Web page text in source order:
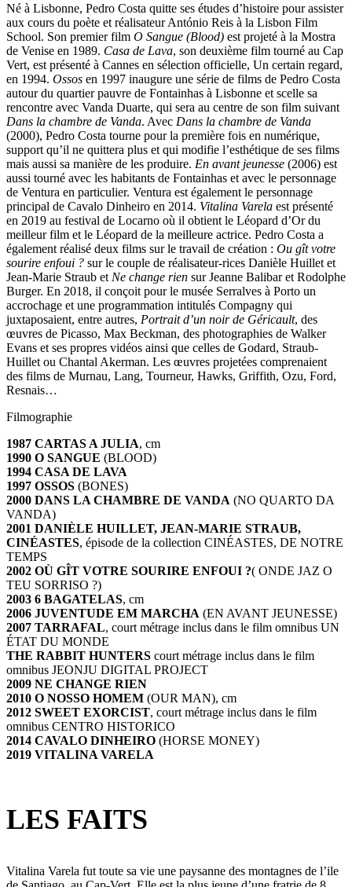
Né à Lisbonne, Pedro Costa quitte ses études d’histoire pour assister
aux cours du poète et réalisateur António Reis à la Lisbon Film
School. Son premier film O Sangue (Blood) est projeté à la Mostra
de Venise en 1989. Casa de Lava, son deuxième film tourné au Cap
Vert, est présenté à Cannes en sélection officielle, Un certain regard,
en 1994. Ossos en 1997 inaugure une série de films de Pedro Costa
autour du quartier pauvre de Fontainhas à Lisbonne et scelle sa
rencontre avec Vanda Duarte, qui sera au centre de son film suivant
Dans la chambre de Vanda. Avec Dans la chambre de Vanda
(2000), Pedro Costa tourne pour la première fois en numérique,
support qu’il ne quittera plus et qui modifie l’esthétique de ses films
mais aussi sa manière de les produire. En avant jeunesse (2006) est
aussi tourné avec les habitants de Fontainhas et avec le personnage
de Ventura en particulier. Ventura est également le personnage
principal de Cavalo Dinheiro en 2014. Vitalina Varela est présenté
en 2019 au festival de Locarno où il obtient le Léopard d’Or du
meilleur film et le Léopard de la meilleure actrice. Pedro Costa a
également réalisé deux films sur le travail de création : Ou gît votre
sourire enfoui ? sur le couple de réalisateur-rices Danièle Huillet et
Jean-Marie Straub et Ne change rien sur Jeanne Balibar et Rodolphe
Burger. En 2018, il conçoit pour le musée Serralves à Porto un
accrochage et une programmation intitulés Compagny qui
juxtaposaient, entre autres, Portrait d’un noir de Géricault, des
œuvres de Picasso, Max Beckman, des photographies de Walker
Evans et ses propres vidéos ainsi que celles de Godard, Straub-
Huillet ou Chantal Akerman. Les œuvres projetées comprenaient
des films de Murnau, Lang, Tourneur, Hawks, Griffith, Ozu, Ford,
Resnais…
Filmographie
1987 CARTAS A JULIA, cm
1990 O SANGUE (BLOOD)
1994 CASA DE LAVA
1997 OSSOS (BONES)
2000 DANS LA CHAMBRE DE VANDA (NO QUARTO DA
VANDA)
2001 DANIÈLE HUILLET, JEAN-MARIE STRAUB,
CINÉASTES, épisode de la collection CINÉASTES, DE NOTRE
TEMPS
2002 OÙ GÎT VOTRE SOURIRE ENFOUI ?( ONDE JAZ O
TEU SORRISO ?)
2003 6 BAGATELAS, cm
2006 JUVENTUDE EM MARCHA (EN AVANT JEUNESSE)
2007 TARRAFAL, court métrage inclus dans le film omnibus UN
ÉTAT DU MONDE
THE RABBIT HUNTERS court métrage inclus dans le film
omnibus JEONJU DIGITAL PROJECT
2009 NE CHANGE RIEN
2010 O NOSSO HOMEM (OUR MAN), cm
2012 SWEET EXORCIST, court métrage inclus dans le film
omnibus CENTRO HISTORICO
2014 CAVALO DINHEIRO (HORSE MONEY)
2019 VITALINA VARELA
LES FAITS
Vitalina Varela fut toute sa vie une paysanne des montagnes de l’ile